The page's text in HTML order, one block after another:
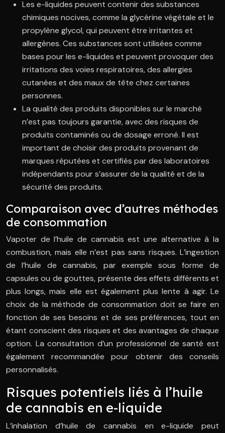
Les e-liquides peuvent contenir des substances
chimiques nocives, comme la glycérine végétale et le
propylène glycol, qui peuvent être irritantes et
allergènes. Ces substances sont utilisées comme
bases pour les e-liquides et peuvent provoquer des
irritations des voies respiratoires, des allergies
cutanées et des maux de tête chez certaines
personnes.
La qualité des produits disponibles sur le marché
n’est pas toujours garantie, avec des risques de
produits contaminés ou de dosage erroné. Il est
important de choisir des produits provenant de
marques réputées et certifiés par des laboratoires
indépendants pour s’assurer de la qualité et de la
sécurité des produits.
Comparaison avec d’autres méthodes
de consommation
Vapoter de l’huile de cannabis est une alternative à la
combustion, mais elle n’est pas sans risques. L’ingestion
de l’huile de cannabis, par exemple sous forme de
capsules ou de gouttes, présente des effets différents et
plus longs, mais elle est également plus lente à agir. Le
choix de la méthode de consommation doit se faire en
fonction de ses besoins et de ses préférences, tout en
étant conscient des risques et des avantages de chaque
option. La consultation d’un professionnel de santé est
également recommandée pour obtenir des conseils
personnalisés.
Risques potentiels liés à l’huile
de cannabis en e-liquide
L’inhalation d’huile de cannabis en e-liquide peut